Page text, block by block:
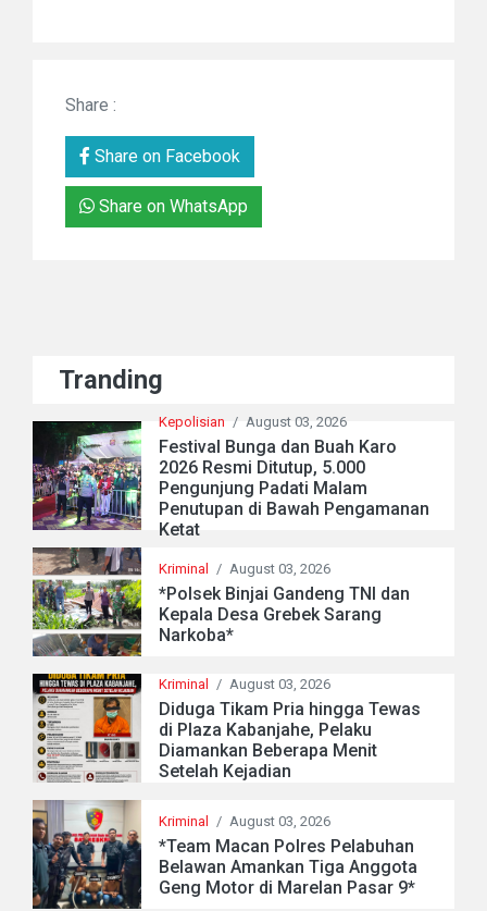
Share :
Share on Facebook
Share on WhatsApp
Tranding
Kepolisian / August 03, 2026
Festival Bunga dan Buah Karo
2026 Resmi Ditutup, 5.000
Pengunjung Padati Malam
Penutupan di Bawah Pengamanan
Ketat
Kriminal / August 03, 2026
*Polsek Binjai Gandeng TNI dan
Kepala Desa Grebek Sarang
Narkoba*
Kriminal / August 03, 2026
Diduga Tikam Pria hingga Tewas
di Plaza Kabanjahe, Pelaku
Diamankan Beberapa Menit
Setelah Kejadian
Kriminal / August 03, 2026
*Team Macan Polres Pelabuhan
Belawan Amankan Tiga Anggota
Geng Motor di Marelan Pasar 9*